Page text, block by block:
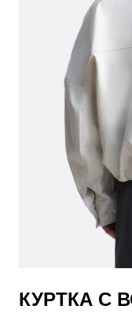
​КУРТКА С